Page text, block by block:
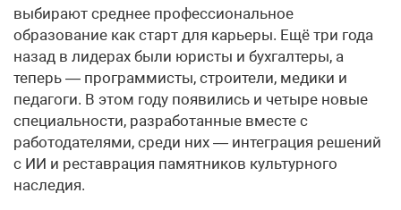
выбирают среднее профессиональное
образование как старт для карьеры. Ещё три года
назад в лидерах были юристы и бухгалтеры, а
теперь — программисты, строители, медики и
педагоги. В этом году появились и четыре новые
специальности, разработанные вместе с
работодателями, среди них — интеграция решений
с ИИ и реставрация памятников культурного
наследия.